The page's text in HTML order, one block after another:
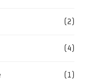
(2)
(4)
(1)